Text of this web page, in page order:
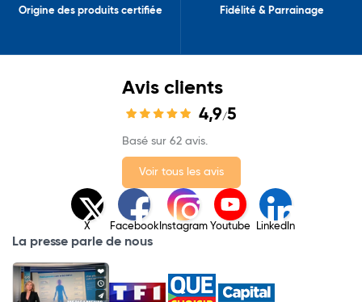
Origine des produits certifiée Fidélité & Parrainage
Avis clients
4,9/5
Basé sur 62 avis.
Voir tous les avis
X Facebook Instagram Youtube LinkedIn
La presse parle de nous